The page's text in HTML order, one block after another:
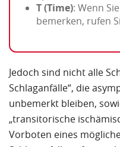
T (Time): Wenn
bemerken, rufen
Jedoch sind nicht alle
Schlaganfälle“, die
unbemerkt bleiben,
„transitorische
Vorboten eines